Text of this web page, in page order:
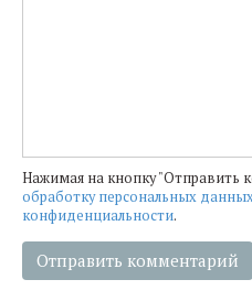
Нажимая на кнопку "Отправить
обработку персональных
конфиденциальности.